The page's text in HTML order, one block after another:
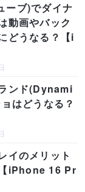
ーブ)でダイナ
動画やバック
どうなる？【i
ンド(Dynami
はどうなる？
イのメリット
iPhone 16 Pr